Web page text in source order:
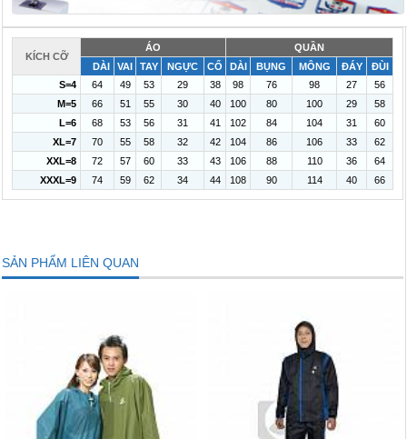
KÍCH CỠ
ÁO
QUẦN
DÀI
VAI TAY NGỰC CỔ DÀI BỤNG MÔNG ĐÁY
ĐÙI
S=4
64 49 53 29 38 98 76 98 27
56
M=5
66 51 55 30 40 100 80 100 29
58
L=6
68 53 56 31 41 102 84 104 31
60
XL=7
70 55 58 32 42 104 86 106 33
62
XXL=8
72 57 60 33 43 106 88 110 36
64
XXXL=9
74 59 62 34 44 108 90 114 40 66
SẢN PHẨM LIÊN QUAN